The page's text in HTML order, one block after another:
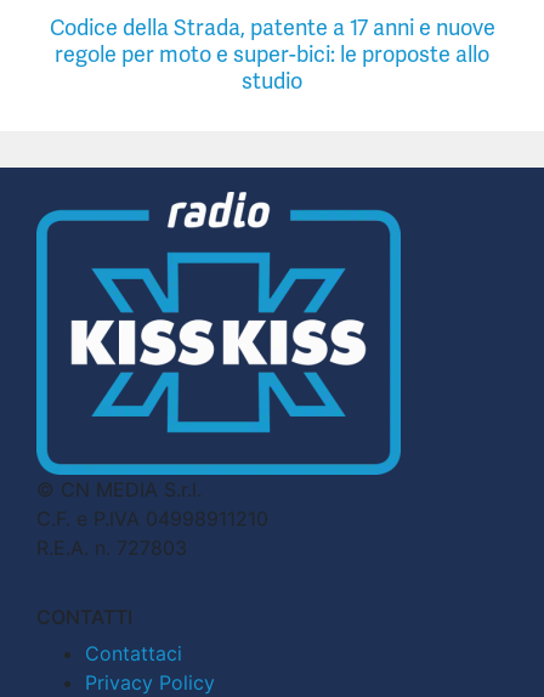
Codice della Strada, patente a 17 anni e nuove
regole per moto e super-bici: le proposte allo
studio
© CN MEDIA S.r.l.
C.F. e P.IVA 04998911210
R.E.A. n. 727803
CONTATTI
Contattaci
Privacy Policy